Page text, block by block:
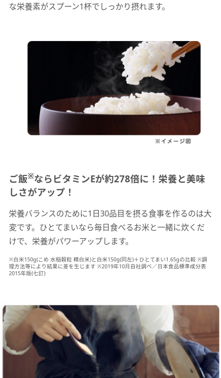
な栄養素がスプーン1杯でしっかり摂れます。
ご飯※ならビタミンEが約278倍に！栄養と美味
しさがアップ！
栄養バランスのために1日30品目を摂る食事を作るのは大
変です。ひとてまいなら毎日食べるお米と一緒に炊くだ
けで、栄養がパワーアップします。
※白米150g(こめ 水稲穀粒 精白米)と白米150g(同左)＋ひとてまい1.65gの比較 ※調
理方法等により結果に差を生じます ※2019年10月自社調べ／日本食品標準成分表
2015年版(七訂)